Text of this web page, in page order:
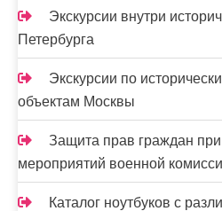
Экскурсии внутри
Петербурга
Экскурсии по
объектам Москвы
Защита прав граждан
мероприятий военной
Каталог ноутбуков с